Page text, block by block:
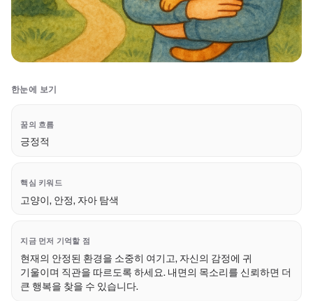
한눈에 보기
꿈의 흐름
긍정적
핵심 키워드
고양이, 안정, 자아 탐색
지금 먼저 기억할 점
현재의 안정된 환경을 소중히 여기고, 자신의 감정에 귀
기울이며 직관을 따르도록 하세요. 내면의 목소리를 신뢰하면 더
큰 행복을 찾을 수 있습니다.